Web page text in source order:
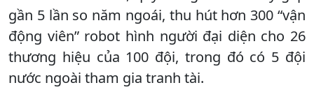
gần 5 lần so năm ngoái, thu hút hơn 300 “vận
động viên” robot hình người đại diện cho 26
thương hiệu của 100 đội, trong đó có 5 đội
nước ngoài tham gia tranh tài.